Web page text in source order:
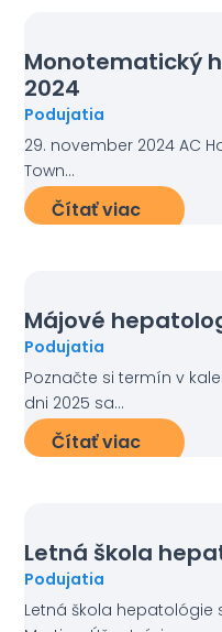
Monotematický
2024
Podujatia
29. november 2024 AC
Town...
Čítať viac
Májové
Podujatia
Poznačte si termín v
dni 2025 sa...
Čítať viac
Letná škola
Podujatia
Letná škola hepatológie